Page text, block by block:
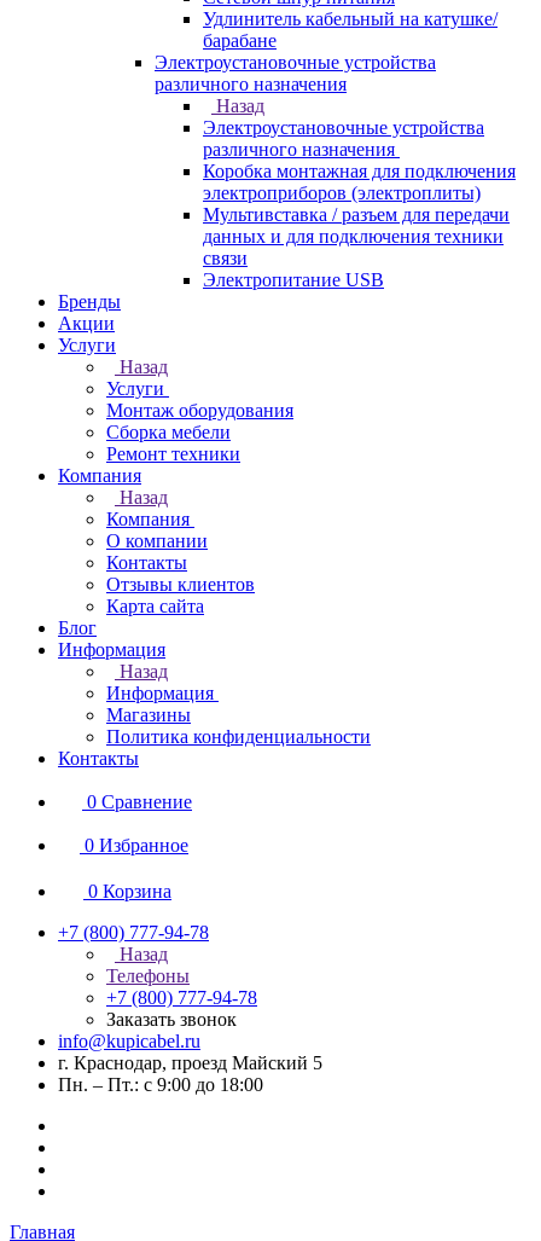
Удлинитель кабельный на катушке/
барабане
Электроустановочные устройства
различного назначения
Назад
Электроустановочные устройства
различного назначения
Коробка монтажная для подключения
электроприборов (электроплиты)
Мультивставка / разъем для передачи
данных и для подключения техники
связи
Электропитание USB
Бренды
Акции
Услуги
Назад
Услуги
Монтаж оборудования
Сборка мебели
Ремонт техники
Компания
Назад
Компания
О компании
Контакты
Отзывы клиентов
Карта сайта
Блог
Информация
Назад
Информация
Магазины
Политика конфиденциальности
Контакты
0 Сравнение
0 Избранное
0 Корзина
+7 (800) 777-94-78
Назад
Телефоны
+7 (800) 777-94-78
Заказать звонок
info@kupicabel.ru
г. Краснодар, проезд Майский 5
Пн. – Пт.: с 9:00 до 18:00
Главная